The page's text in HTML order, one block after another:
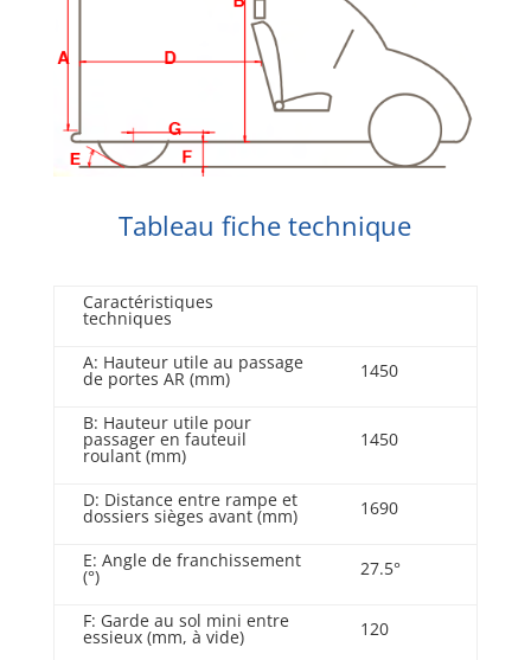
Tableau fiche technique
Caractéristiques
techniques
A: Hauteur utile au passage
de portes AR (mm) 1450
B: Hauteur utile pour
passager en fauteuil
roulant (mm)
1450
D: Distance entre rampe et
dossiers sièges avant (mm) 1690
E: Angle de franchissement
(°) 27.5°
F: Garde au sol mini entre
essieux (mm, à vide) 120